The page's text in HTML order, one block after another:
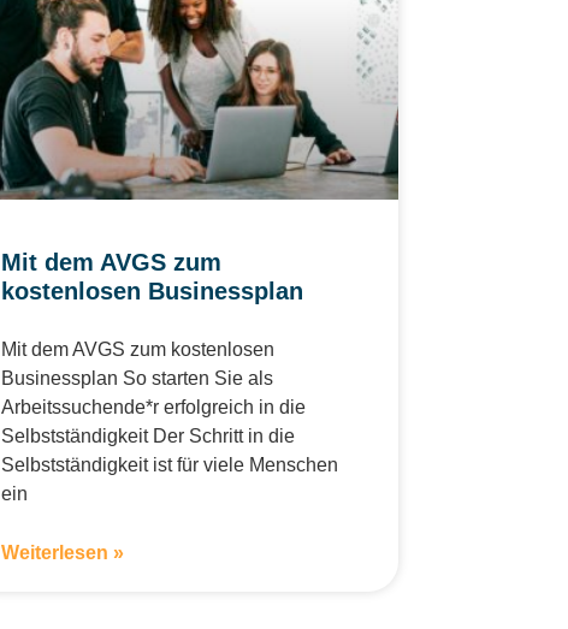
Mit dem AVGS zum
kostenlosen Businessplan
Mit dem AVGS zum kostenlosen
Businessplan So starten Sie als
Arbeitssuchende*r erfolgreich in die
Selbstständigkeit Der Schritt in die
Selbstständigkeit ist für viele Menschen
ein
Weiterlesen »